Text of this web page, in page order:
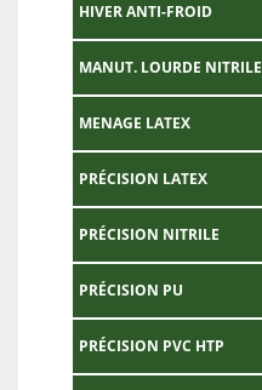
HIVER ANTI-FROID
MANUT. LOURDE NITRILE
MENAGE LATEX
PRÉCISION LATEX
PRÉCISION NITRILE
PRÉCISION PU
PRÉCISION PVC HTP